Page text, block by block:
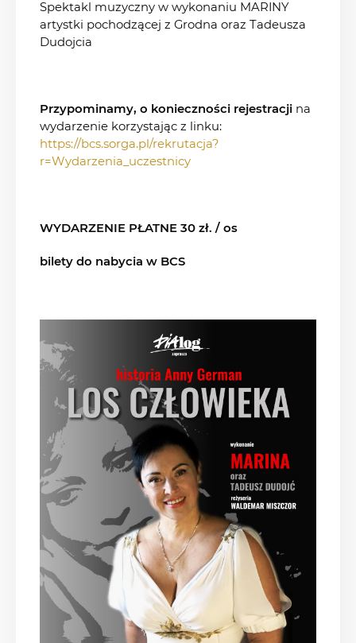
Spektakl muzyczny w wykonaniu MARINY
artystki pochodzącej z Grodna oraz Tadeusza
Dudojcia
Przypominamy, o konieczności rejestracji na
wydarzenie korzystając z linku:
https://bcs.sorga.pl/rekrutacja?
r=Wydarzenia_uczestnicy
WYDARZENIE PŁATNE 30 zł. / os
bilety do nabycia w BCS